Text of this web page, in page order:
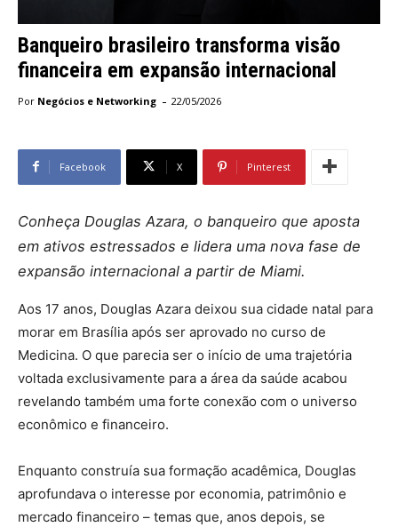
Banqueiro brasileiro transforma visão
financeira em expansão internacional
Por Negócios e Networking - 22/05/2026
Facebook X Pinterest
Conheça Douglas Azara, o banqueiro que aposta
em ativos estressados e lidera uma nova fase de
expansão internacional a partir de Miami.
Aos 17 anos, Douglas Azara deixou sua cidade natal para
morar em Brasília após ser aprovado no curso de
Medicina. O que parecia ser o início de uma trajetória
voltada exclusivamente para a área da saúde acabou
revelando também uma forte conexão com o universo
econômico e financeiro.
Enquanto construía sua formação acadêmica, Douglas
aprofundava o interesse por economia, patrimônio e
mercado financeiro – temas que, anos depois, se